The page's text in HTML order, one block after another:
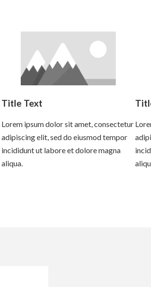
Title Text
Lorem ipsum dolor sit amet, consectetur
adipiscing elit, sed do eiusmod tempor
incididunt ut labore et dolore magna
aliqua.